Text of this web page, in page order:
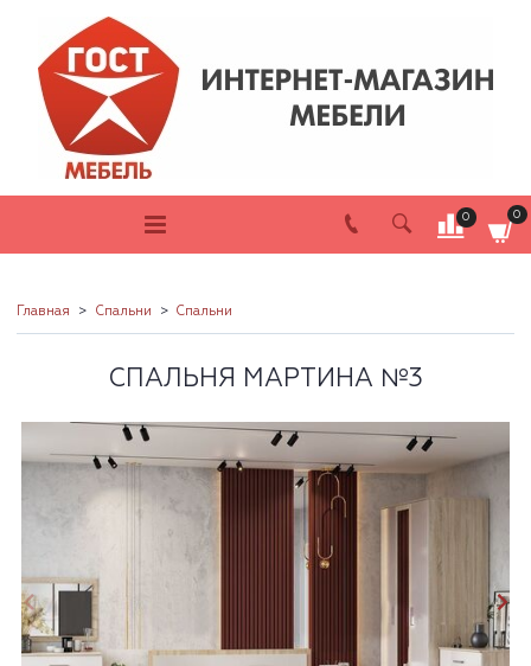
0 0
Главная Спальни Спальни
СПАЛЬНЯ МАРТИНА №3